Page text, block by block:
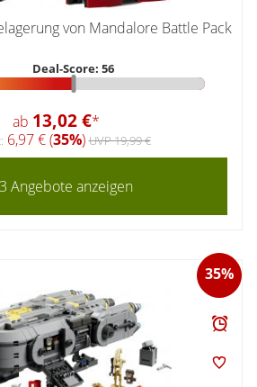
von Mandalore Battle Pack
Deal-Score: 56
ab 13,02 €*
6,97 € (35%)UVP 19,99 €
Angebote anzeigen
35%